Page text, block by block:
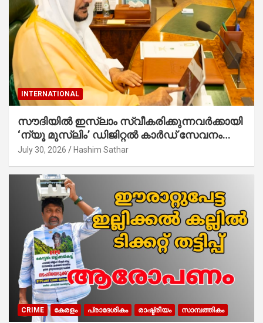
INTERNATIONAL
സൗദിയില്‍ ഇസ്‌ലാം സ്വീകരിക്കുന്നവര്‍ക്കായി
‘ന്യൂ മുസ്ലിം’ ഡിജിറ്റല്‍ കാര്‍ഡ് സേവനം
ആരംഭിച്ചു
July 30, 2026 Hashim Sathar
CRIME കേരളം പ്രാദേശികം രാഷ്ട്രീയം സാമ്പത്തികം